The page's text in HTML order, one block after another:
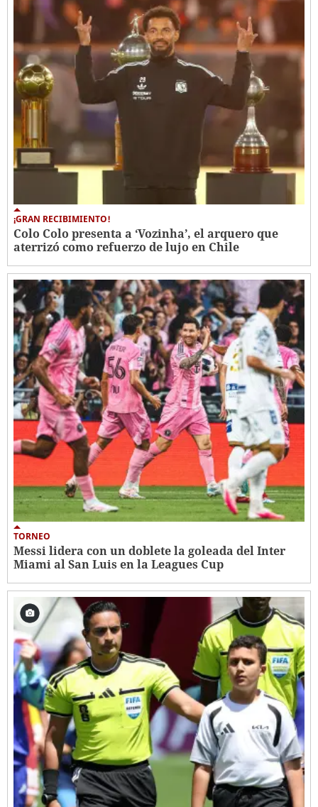
¡GRAN RECIBIMIENTO!
Colo Colo presenta a ‘Vozinha’, el arquero que
aterrizó como refuerzo de lujo en Chile
TORNEO
Messi lidera con un doblete la goleada del Inter
Miami al San Luis en la Leagues Cup